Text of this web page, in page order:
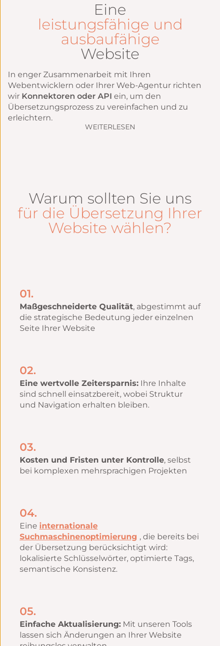
Eine
leistungsfähige und
ausbaufähige
Website
In enger Zusammenarbeit mit Ihren
Webentwicklern oder Ihrer Web-Agentur richten
wir Konnektoren oder API ein, um den
Übersetzungsprozess zu vereinfachen und zu
erleichtern.
WEITERLESEN
Warum sollten Sie uns
für die Übersetzung Ihrer
Website wählen?
01.
Maßgeschneiderte Qualität, abgestimmt auf
die strategische Bedeutung jeder einzelnen
Seite Ihrer Website
02.
Eine wertvolle Zeitersparnis: Ihre Inhalte
sind schnell einsatzbereit, wobei Struktur
und Navigation erhalten bleiben.
03.
Kosten und Fristen unter Kontrolle, selbst
bei komplexen mehrsprachigen Projekten
04.
Eine internationale
Suchmaschinenoptimierung , die bereits bei
der Übersetzung berücksichtigt wird:
lokalisierte Schlüsselwörter, optimierte Tags,
semantische Konsistenz.
05.
Einfache Aktualisierung: Mit unseren Tools
lassen sich Änderungen an Ihrer Website